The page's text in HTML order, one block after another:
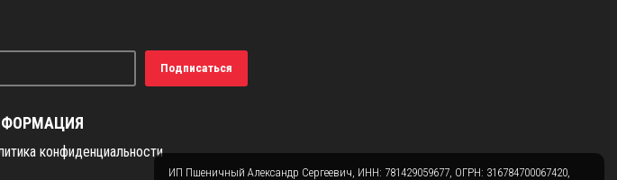
Подписаться
конфиденциальности
ИП Пшеничный Александр Сергеевич, ИНН: 781429059677, ОГРН: 316784700067420,